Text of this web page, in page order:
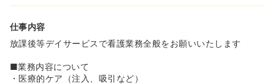
仕事内容
放課後等デイサービスで看護業務全般をお願いいたします
■業務内容について
・医療的ケア（注入、吸引など）